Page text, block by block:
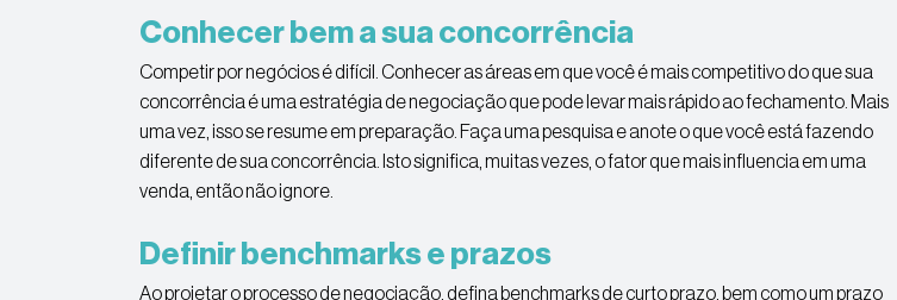
Conhecer bem a sua concorrência
Competir por negócios é difícil. Conhecer as áreas em que você é mais competitivo do que sua
concorrência é uma estratégia de negociação que pode levar mais rápido ao fechamento. Mais
uma vez, isso se resume em preparação. Faça uma pesquisa e anote o que você está fazendo
diferente de sua concorrência. Isto significa, muitas vezes, o fator que mais influencia em uma
venda, então não ignore.
Definir benchmarks e prazos
Ao projetar o processo de negociação, defina benchmarks de curto prazo, bem como um prazo